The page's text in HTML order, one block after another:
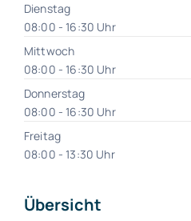
Dienstag
08:00 - 16:30 Uhr
Mittwoch
08:00 - 16:30 Uhr
Donnerstag
08:00 - 16:30 Uhr
Freitag
08:00 - 13:30 Uhr
Übersicht